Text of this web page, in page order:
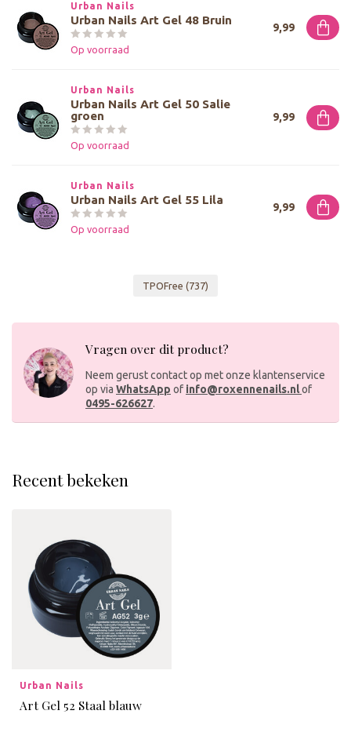
Urban Nails
Urban Nails Art Gel 48 Bruin
Op voorraad
9,99
Urban Nails
Urban Nails Art Gel 50 Salie
groen
Op voorraad
9,99
Urban Nails
Urban Nails Art Gel 55 Lila
Op voorraad
9,99
TPOFree (737)
Vragen over dit product?
Neem gerust contact op met onze klantenservice
op via WhatsApp of info@roxennenails.nlof
0495-626627.
Recent bekeken
Urban Nails
Art Gel 52 Staal blauw